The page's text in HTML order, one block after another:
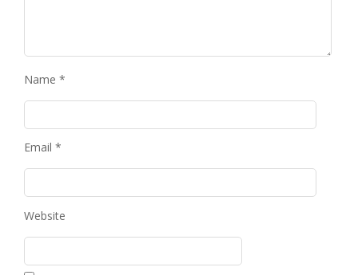
Name *
Email *
Website